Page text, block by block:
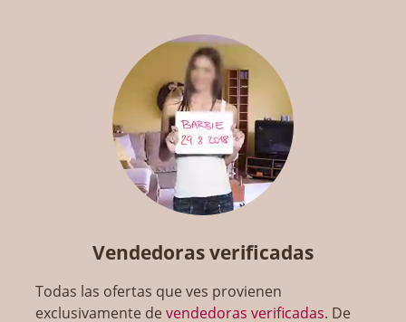
Vendedoras verificadas
Todas las ofertas que ves provienen
exclusivamente devendedoras verificadas. De